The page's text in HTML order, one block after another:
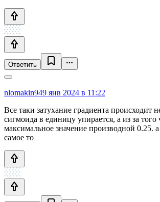
Ответить
nlomakin949 янв 2024 в 11:22
Все таки затухание градиента происходит
сигмоида в единицу упирается, а из за того
максимальное значение производной 0.25.
самое то